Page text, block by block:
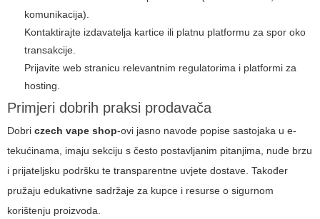
komunikacija).
Kontaktirajte izdavatelja kartice ili platnu platformu za spor oko
transakcije.
Prijavite web stranicu relevantnim regulatorima i platformi za
hosting.
Primjeri dobrih praksi prodavača
Dobri czech vape shop-ovi jasno navode popise sastojaka u e-
tekućinama, imaju sekciju s često postavljanim pitanjima, nude brzu
i prijateljsku podršku te transparentne uvjete dostave. Također
pružaju edukativne sadržaje za kupce i resurse o sigurnom
korištenju proizvoda.